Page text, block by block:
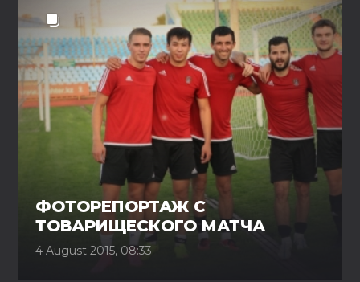
ФОТОРЕПОРТАЖ С
ТОВАРИЩЕСКОГО МАТЧА
4 August 2015, 08:33